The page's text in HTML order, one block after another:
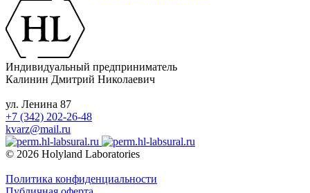
Индивидуальный предприниматель
Калинин Дмитрий Николаевич
ул. Ленина 87
+7 (342) 202-26-48
kvarz@mail.ru
© 2026 Holyland Laboratories
Политика конфиденциальности